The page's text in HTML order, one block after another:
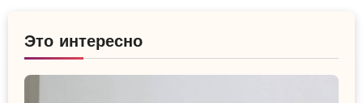
Это интересно